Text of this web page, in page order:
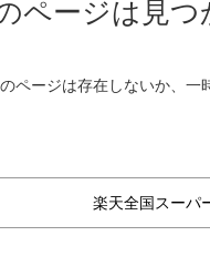
ページは見つ
ページは存在しないか、一
楽天全国スーパ